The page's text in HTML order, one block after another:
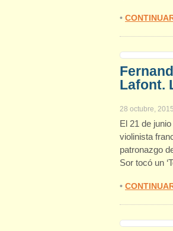
•
Lafont.
28 octubre, 2015
El 21 de
violinista
patronazgo
Sor tocó un
•